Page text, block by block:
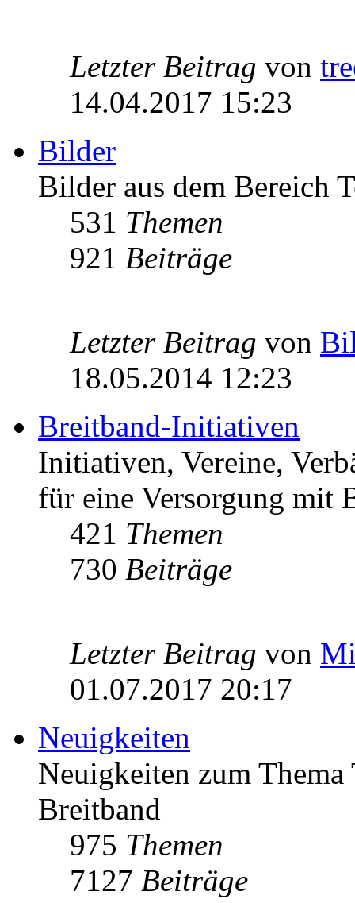
Letzter Beitrag von
14.04.2017 15:23
Bilder
Bilder aus dem Bereich
531 Themen
921 Beiträge
Letzter Beitrag von
18.05.2014 12:23
Breitband-Initiativen
Initiativen, Vereine,
für eine Versorgung mit
421 Themen
730 Beiträge
Letzter Beitrag von
01.07.2017 20:17
Neuigkeiten
Neuigkeiten zum
Breitband
975 Themen
7127 Beiträge